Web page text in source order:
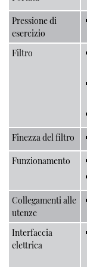
Pressione di
esercizio
Filtro
Finezza del filtro
Funzionamento
Collegamenti alle
utenze
Interfaccia
elettrica